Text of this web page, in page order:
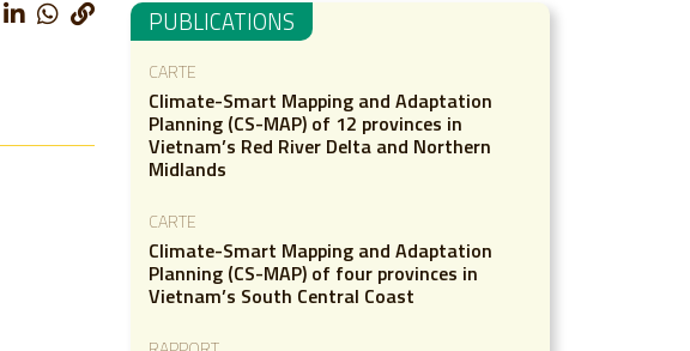
PUBLICATIONS
CARTE
Climate-Smart Mapping and Adaptation
Planning (CS-MAP) of 12 provinces in
Vietnam’s Red River Delta and Northern
Midlands
CARTE
Climate-Smart Mapping and Adaptation
Planning (CS-MAP) of four provinces in
Vietnam’s South Central Coast